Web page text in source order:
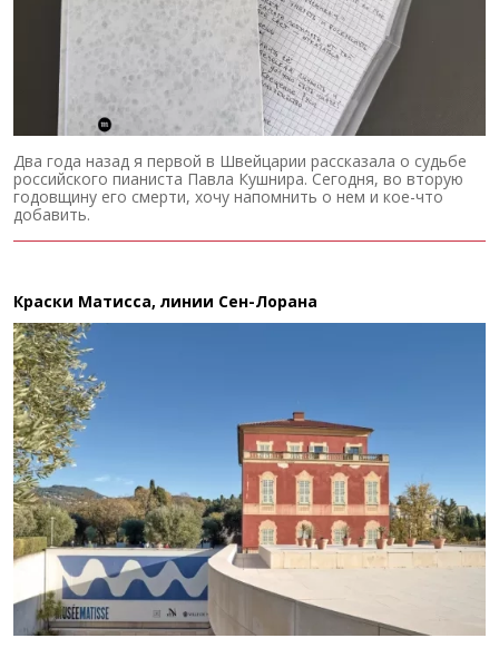
Два года назад я первой в Швейцарии рассказала о судьбе
российского пианиста Павла Кушнира. Сегодня, во вторую
годовщину его смерти, хочу напомнить о нем и кое-что
добавить.
Краски Матисса, линии Сен-Лорана